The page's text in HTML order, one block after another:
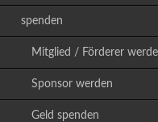
spenden
Mitglied / Förderer
Sponsor werden
Geld spenden